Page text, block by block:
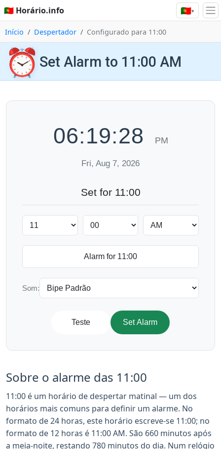
🇵🇹 Horário.info 🇵🇹▾
Início Despertador Configurado para 11:00
⏰ Set Alarm to 11:00 AM
06:19:29 PM
Fri, Aug 7, 2026
Set for 11:00
Som:
Teste Set Alarm
Sobre o alarme das 11:00
11:00 é um horário de despertar matinal — um dos
horários mais comuns para definir um alarme. No
formato de 24 horas, este horário escreve-se 11:00; no
formato de 12 horas é 11:00 AM. São 660 minutos após
a meia-noite, restando 780 minutos do dia. Num relógio